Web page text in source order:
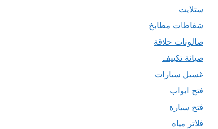
ستلايت
شفاطات مطابخ
صالونات حلاقة
صيانة تكييف
غسيل سيارات
فتح ابواب
فتح سيارة
فلاتر مياه